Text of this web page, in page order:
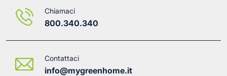
Chiamaci
800.340.340
Contattaci
info@mygreenhome.it